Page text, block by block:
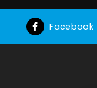
Facebook